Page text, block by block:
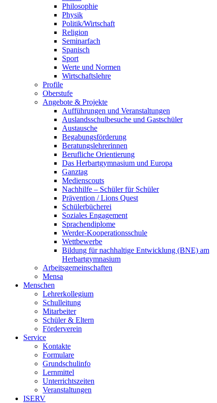
Philosophie
Physik
Politik/Wirtschaft
Religion
Seminarfach
Spanisch
Sport
Werte und Normen
Wirtschaftslehre
Profile
Oberstufe
Angebote & Projekte
Aufführungen und Veranstaltungen
Auslandsschulbesuche und Gastschüler
Austausche
Begabungsförderung
Beratungslehrerinnen
Berufliche Orientierung
Das Herbartgymnasium und Europa
Ganztag
Medienscouts
Nachhilfe – Schüler für Schüler
Prävention / Lions Quest
Schülerbücherei
Soziales Engagement
Sprachendiplome
Werder-Kooperationsschule
Wettbewerbe
Bildung für nachhaltige Entwicklung (BNE) am
Herbartgymnasium
Arbeitsgemeinschaften
Mensa
Menschen
Lehrerkollegium
Schulleitung
Mitarbeiter
Schüler & Eltern
Förderverein
Service
Kontakte
Formulare
Grundschulinfo
Lernmittel
Unterrichtszeiten
Veranstaltungen
ISERV